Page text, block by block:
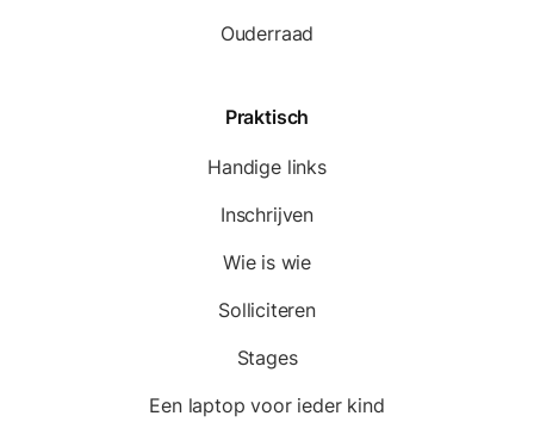
Ouderraad
Praktisch
Handige links
Inschrijven
Wie is wie
Solliciteren
Stages
Een laptop voor ieder kind